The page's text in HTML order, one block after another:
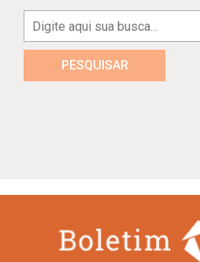
PESQUISAR